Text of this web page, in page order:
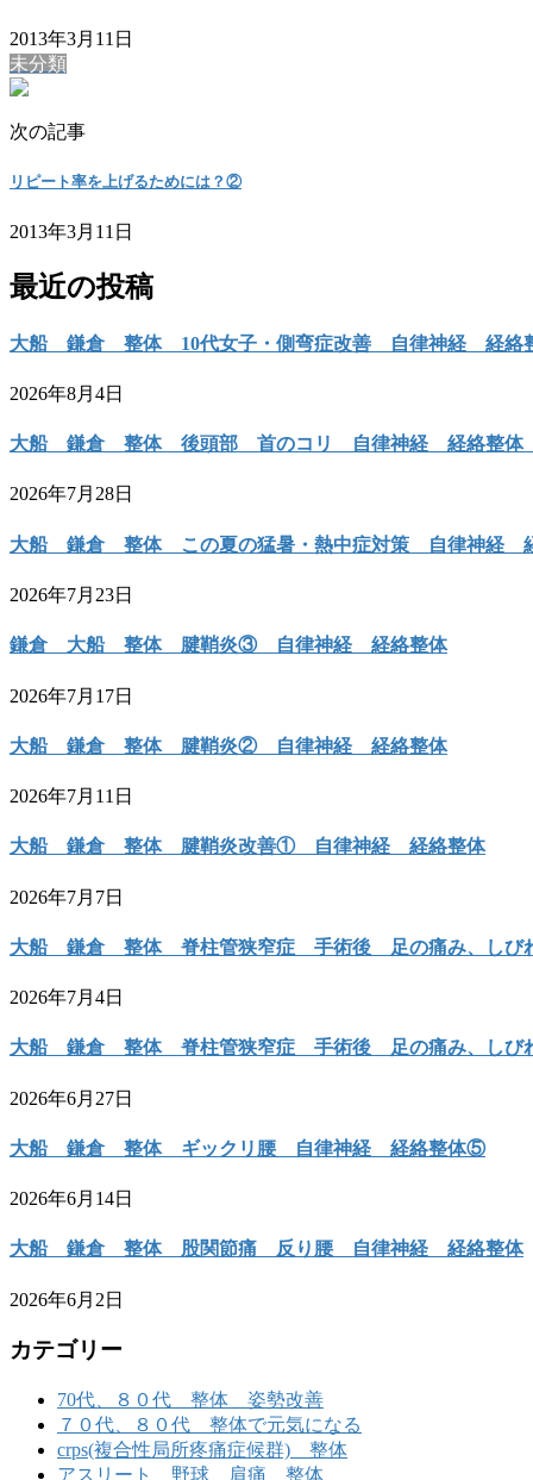
2013年3月11日
未分類
次の記事
リピート率を上げるためには？②
2013年3月11日
最近の投稿
大船 鎌倉 整体 10代女子・側弯症改善 自律神経 経絡
2026年8月4日
大船 鎌倉 整体 後頭部 首のコリ 自律神経 経絡整
2026年7月28日
大船 鎌倉 整体 この夏の猛暑・熱中症対策 自律神経
2026年7月23日
鎌倉 大船 整体 腱鞘炎③ 自律神経 経絡整体
2026年7月17日
大船 鎌倉 整体 腱鞘炎② 自律神経 経絡整体
2026年7月11日
大船 鎌倉 整体 腱鞘炎改善① 自律神経 経絡整体
2026年7月7日
大船 鎌倉 整体 脊柱管狭窄症 手術後 足の痛み、しび
2026年7月4日
大船 鎌倉 整体 脊柱管狭窄症 手術後 足の痛み、しび
2026年6月27日
大船 鎌倉 整体 ギックリ腰 自律神経 経絡整体⑤
2026年6月14日
大船 鎌倉 整体 股関節痛 反り腰 自律神経 経絡整体
2026年6月2日
カテゴリー
70代、８０代 整体 姿勢改善
７０代、８０代 整体で元気になる
crps(複合性局所疼痛症候群) 整体
アスリート 野球 肩痛 整体